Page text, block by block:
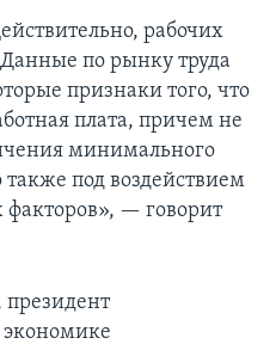
рабочих
по рынку труда
признаки того, что
плата, причем не
минимального
под воздействием
— говорит
президент